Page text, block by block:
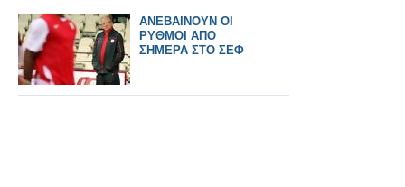
ΑΝΕΒΑΙΝΟΥΝ ΟΙ
ΡΥΘΜΟΙ ΑΠΟ
ΣΗΜΕΡΑ ΣΤΟ ΣΕΦ